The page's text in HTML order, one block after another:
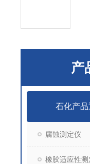
产
石化产
腐蚀测定仪
橡胶适应性测